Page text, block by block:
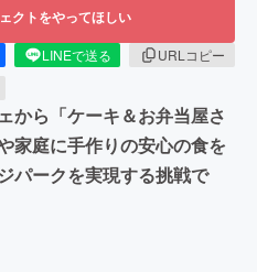
クトをやってほしい
LINEで送る
URLコピー
から「ケーキ＆お弁当屋さ
家庭に手作りの安心の食を
パークを実現する挑戦で